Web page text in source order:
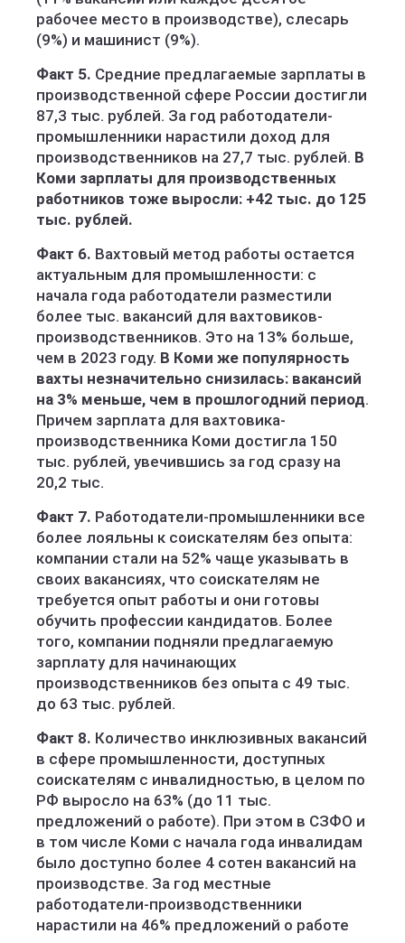
рабочее место в производстве), слесарь
(9%) и машинист (9%).
Факт 5. Средние предлагаемые зарплаты в
производственной сфере России достигли
87,3 тыс. рублей. За год работодатели-
промышленники нарастили доход для
производственников на 27,7 тыс. рублей. В
Коми зарплаты для производственных
работников тоже выросли: +42 тыс. до 125
тыс. рублей.
Факт 6. Вахтовый метод работы остается
актуальным для промышленности: с
начала года работодатели разместили
более тыс. вакансий для вахтовиков-
производственников. Это на 13% больше,
чем в 2023 году. В Коми же популярность
вахты незначительно снизилась: вакансий
на 3% меньше, чем в прошлогодний период.
Причем зарплата для вахтовика-
производственника Коми достигла 150
тыс. рублей, увечившись за год сразу на
20,2 тыс.
Факт 7. Работодатели-промышленники все
более лояльны к соискателям без опыта:
компании стали на 52% чаще указывать в
своих вакансиях, что соискателям не
требуется опыт работы и они готовы
обучить профессии кандидатов. Более
того, компании подняли предлагаемую
зарплату для начинающих
производственников без опыта с 49 тыс.
до 63 тыс. рублей.
Факт 8. Количество инклюзивных вакансий
в сфере промышленности, доступных
соискателям с инвалидностью, в целом по
РФ выросло на 63% (до 11 тыс.
предложений о работе). При этом в СЗФО и
в том числе Коми с начала года инвалидам
было доступно более 4 сотен вакансий на
производстве. За год местные
работодатели-производственники
нарастили на 46% предложений о работе